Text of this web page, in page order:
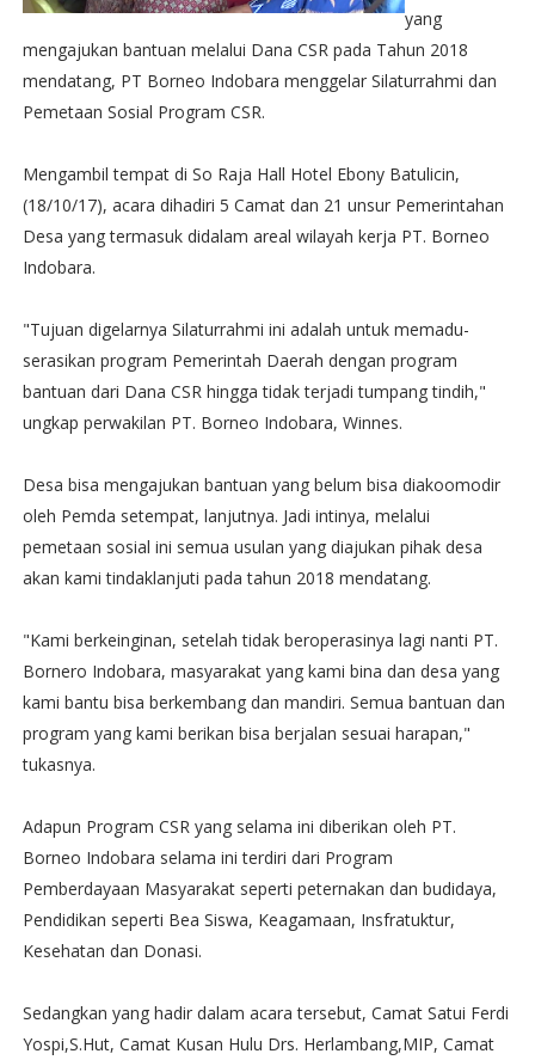
yang
mengajukan bantuan melalui Dana CSR pada Tahun 2018
mendatang, PT Borneo Indobara menggelar Silaturrahmi dan
Pemetaan Sosial Program CSR.
Mengambil tempat di So Raja Hall Hotel Ebony Batulicin,
(18/10/17), acara dihadiri 5 Camat dan 21 unsur Pemerintahan
Desa yang termasuk didalam areal wilayah kerja PT. Borneo
Indobara.
"Tujuan digelarnya Silaturrahmi ini adalah untuk memadu-
serasikan program Pemerintah Daerah dengan program
bantuan dari Dana CSR hingga tidak terjadi tumpang tindih,"
ungkap perwakilan PT. Borneo Indobara, Winnes.
Desa bisa mengajukan bantuan yang belum bisa diakoomodir
oleh Pemda setempat, lanjutnya. Jadi intinya, melalui
pemetaan sosial ini semua usulan yang diajukan pihak desa
akan kami tindaklanjuti pada tahun 2018 mendatang.
"Kami berkeinginan, setelah tidak beroperasinya lagi nanti PT.
Bornero Indobara, masyarakat yang kami bina dan desa yang
kami bantu bisa berkembang dan mandiri. Semua bantuan dan
program yang kami berikan bisa berjalan sesuai harapan,"
tukasnya.
Adapun Program CSR yang selama ini diberikan oleh PT.
Borneo Indobara selama ini terdiri dari Program
Pemberdayaan Masyarakat seperti peternakan dan budidaya,
Pendidikan seperti Bea Siswa, Keagamaan, Insfratuktur,
Kesehatan dan Donasi.
Sedangkan yang hadir dalam acara tersebut, Camat Satui Ferdi
Yospi,S.Hut, Camat Kusan Hulu Drs. Herlambang,MIP, Camat